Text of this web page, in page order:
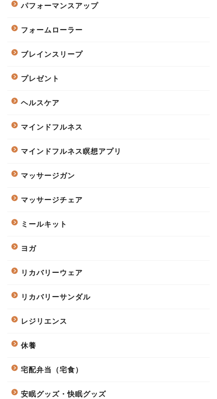
パフォーマンスアップ
フォームローラー
ブレインスリープ
プレゼント
ヘルスケア
マインドフルネス
マインドフルネス瞑想アプリ
マッサージガン
マッサージチェア
ミールキット
ヨガ
リカバリーウェア
リカバリーサンダル
レジリエンス
休養
宅配弁当（宅食）
安眠グッズ・快眠グッズ